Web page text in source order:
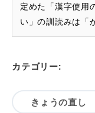
定めた「漢字使用
い」の訓読みは「
カテゴリー:
きょうの直し